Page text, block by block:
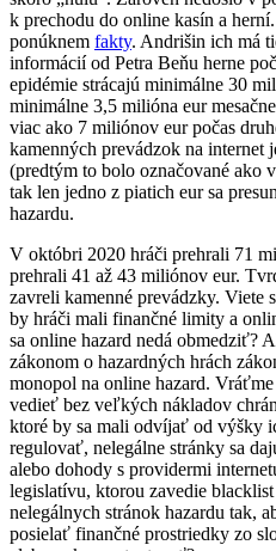
k prechodu do online kasín a
ponúknem fakty. Andrišin ich má
informácií od Petra Beňu herne
epidémie strácajú minimálne 30
minimálne 3,5 milióna eur
viac ako 7 miliónov eur počas
kamenných prevádzok na internet
(predtým to bolo označované ako
tak len jedno z piatich eur sa
hazardu.
V októbri 2020 hráči prehrali 71
prehrali 41 až 43 miliónov eur.
zavreli kamenné prevádzky. Viete
by hráči mali finančné limity a
sa online hazard nedá obmedziť?
zákonom o hazardných hrách
monopol na online hazard.
vedieť bez veľkých nákladov
ktoré by sa mali odvíjať od výšky
regulovať, nelegálne stránky sa
alebo dohody s providermi
legislatívu, ktorou zavedie
nelegálnych stránok hazardu tak,
posielať finančné prostriedky zo